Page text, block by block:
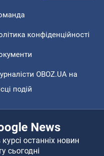
конфіденційності
OBOZ.UA на
подій
News
останніх новин
сьогодні